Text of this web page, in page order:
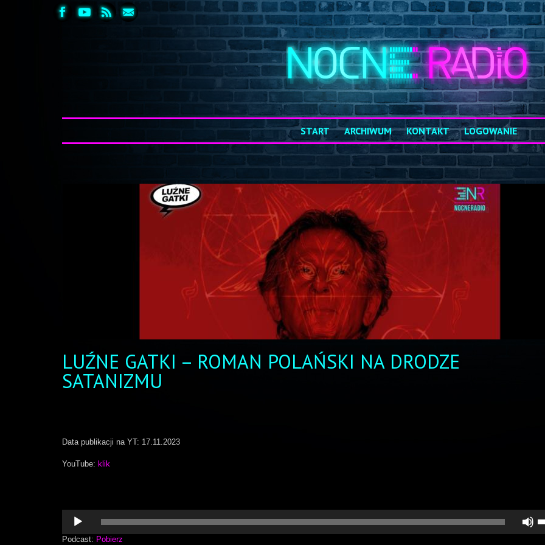
START ARCHIWUM KONTAKT LOGOWANIE
LUŹNE GATKI – ROMAN POLAŃSKI NA DRODZE
SATANIZMU
Data publikacji na YT: 17.11.2023
YouTube: klik
Odtwarzacz
plików
dźwiękowych
do
Podcast: Pobierz